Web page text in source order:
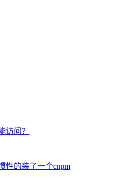
访问？
性的装了一个cnpm